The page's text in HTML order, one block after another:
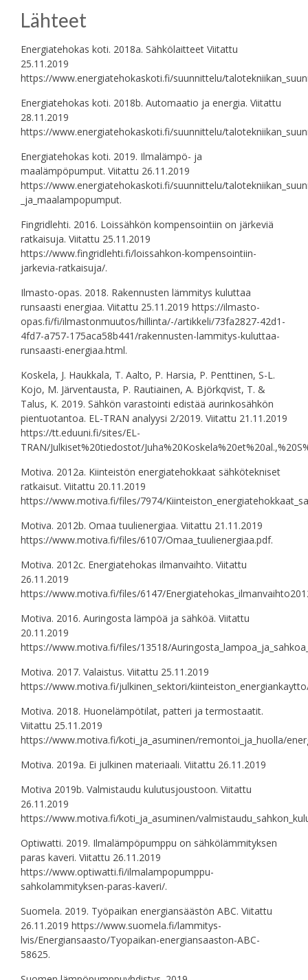
Lähteet
Energiatehokas koti. 2018a. Sähkölaitteet Viitattu
25.11.2019
https://www.energiatehokaskoti.fi/suunnittelu/
Energiatehokas koti. 2018b. Automaatio ja energia. Viitattu
28.11.2019
https://www.energiatehokaskoti.fi/suunnittelu/
Energiatehokas koti. 2019. Ilmalämpö- ja
maalämpöpumput. Viitattu 26.11.2019
https://www.energiatehokaskoti.fi/suunnittelu/
_ja_maalampopumput.
Fingridlehti. 2016. Loissähkön kompensointiin on järkeviä
ratkaisuja. Viitattu 25.11.2019
https://www.fingridlehti.fi/loissahkon-kompensointiin-
jarkevia-ratkaisuja/.
Ilmasto-opas. 2018. Rakennusten lämmitys kuluttaa
runsaasti energiaa. Viitattu 25.11.2019 https://ilmasto-
opas.fi/fi/ilmastonmuutos/hillinta/-/artikkeli/73fa2827-42d1-
4fd7-a757-175aca58b441/rakennusten-lammitys-kuluttaa-
runsaasti-energiaa.html.
Koskela, J. Haukkala, T. Aalto, P. Harsia, P. Penttinen, S-L.
Kojo, M. Järventausta, P. Rautiainen, A. Björkqvist, T. &
Talus, K. 2019. Sähkön varastointi edistää aurinkosähkön
pientuotantoa. EL-TRAN analyysi 2/2019. Viitattu 21.11.2019
https://tt.eduuni.fi/sites/EL-
TRAN/Julkiset%20tiedostot/
Motiva. 2012a. Kiinteistön energiatehokkaat sähkötekniset
ratkaisut. Viitattu 20.11.2019
https://www.motiva.fi/files/7974/
Motiva. 2012b. Omaa tuulienergiaa. Viitattu 21.11.2019
https://www.motiva.fi/files/6107/Omaa_tuulienergiaa.pdf.
Motiva. 2012c. Energiatehokas ilmanvaihto. Viitattu
26.11.2019
https://www.motiva.fi/files/6147/
Motiva. 2016. Auringosta lämpöä ja sähköä. Viitattu
20.11.2019
https://www.motiva.fi/files/13518/
Motiva. 2017. Valaistus. Viitattu 25.11.2019
https://www.motiva.fi/julkinen_sektori/
Motiva. 2018. Huonelämpötilat, patteri ja termostaatit.
Viitattu 25.11.2019
https://www.motiva.fi/koti_ja_asuminen/remontoi_ja_huolla/
Motiva. 2019a. Ei julkinen materiaali. Viitattu 26.11.2019
Motiva 2019b. Valmistaudu kulutusjoustoon. Viitattu
26.11.2019
https://www.motiva.fi/koti_ja_asuminen/
Optiwatti. 2019. Ilmalämpöpumppu on sähkölämmityksen
paras kaveri. Viitattu 26.11.2019
https://www.optiwatti.fi/ilmalampopumppu-
sahkolammityksen-paras-kaveri/.
Suomela. 2019. Työpaikan energiansäästön ABC. Viitattu
26.11.2019 https://www.suomela.fi/lammitys-
lvis/Energiansaasto/Tyopaikan-energiansaaston-ABC-
58625.